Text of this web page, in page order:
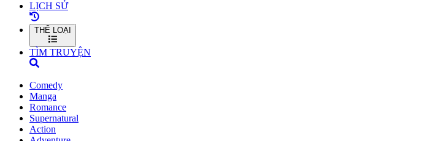
LỊCH SỬ
THỂ LOẠI
TÌM TRUYỆN
Comedy
Manga
Romance
Supernatural
Action